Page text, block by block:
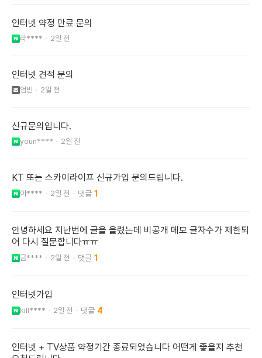
인터넷 약정 만료 문의
라**** 2일 전
인터넷 견적 문의
엄빈 2일 전
신규문의입니다.
youn**** 2일 전
KT 또는 스카이라이프 신규가입 문의드립니다.
아**** 2일 전 1
안녕하세요 지난번에 글을 올렸는데 비공개 메모 글자수가 제한되
어 다시 질문합니다ㅠㅠ
금**** 2일 전 1
인터넷가입
kill**** 2일 전 4
인터넷 + TV상품 약정기간 종료되었습니다 어떤게 좋을지 추천